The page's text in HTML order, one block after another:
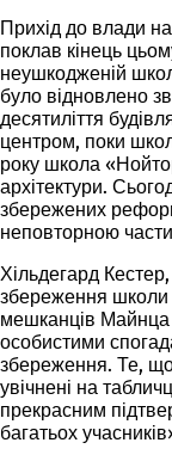
Прихід до влади
поклав кінець
неушкодженій
було відновлено
десятиліття
центром, поки
року школа
архітектури.
збережених
неповторною
Хільдегард Кестер,
збереження
мешканців
особистими
збереження. Те, що
увічнені на
прекрасним
багатьох